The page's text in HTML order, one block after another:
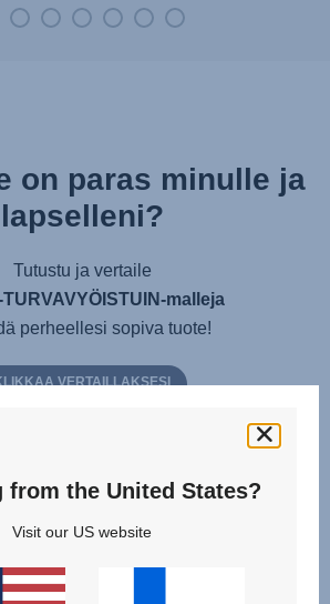
on paras minulle ja
lapselleni?
Tutustu ja vertaile
TURVAVYÖISTUIN-malleja
perheellesi sopiva tuote!
VERTAILLAKSESI
from the United States?
Visit our US website